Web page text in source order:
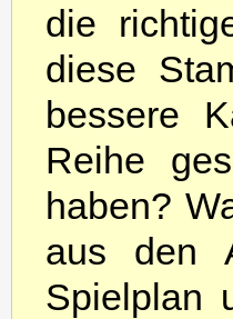
die
diese
bessere
Reihe
haben?
aus den
Spielplan